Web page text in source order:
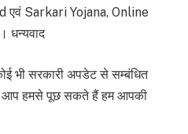
Sarkari Yojana, Online
धन्यवाद
भी सरकारी अपडेट से सम्बंधित
आप हमसे पूछ सकते हैं हम आपकी